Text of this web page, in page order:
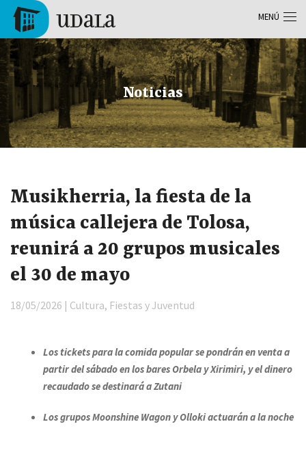
Pasar al contenido principal
Tolosa
Noticias
Musikherria, la fiesta de la
música callejera de Tolosa,
reunirá a 20 grupos musicales
el 30 de mayo
18/05/2026 | Cultura, Fiestas y Juventud
Los tickets para la comida popular se pondrán en venta a
partir del sábado en los bares Orbela y Xirimiri, y el dinero
recaudado se destinará a Zutani
Los grupos Moonshine Wagon y Olloki actuarán a la noche
MENÚ